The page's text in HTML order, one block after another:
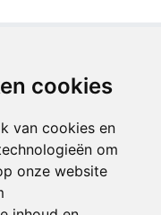
cookies
van cookies en
om
onze website